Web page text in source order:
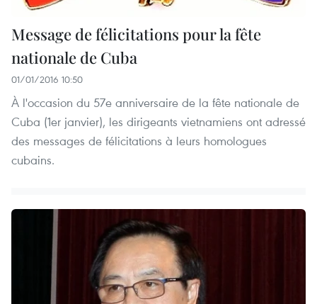
Message de félicitations pour la fête
nationale de Cuba
01/01/2016 10:50
À l'occasion du 57e anniversaire de la fête nationale de
Cuba (1er janvier), les dirigeants vietnamiens ont adressé
des messages de félicitations à leurs homologues
cubains.